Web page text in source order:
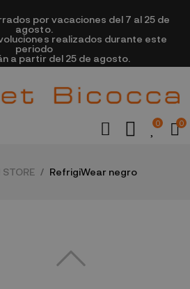
por vacaciones del 7 al 25 de
agosto.
realizados durante este
periodo
a partir del 25 de agosto.
0 0
STORE RefrigiWear negro